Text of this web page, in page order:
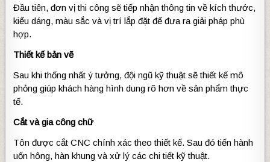
Đầu tiên, đơn vị thi công sẽ tiếp nhận thông tin về kích thước,
kiểu dáng, màu sắc và vị trí lắp đặt để đưa ra giải pháp phù
hợp.
Thiết kế bản vẽ
Sau khi thống nhất ý tưởng, đội ngũ kỹ thuật sẽ thiết kế mô
phỏng giúp khách hàng hình dung rõ hơn về sản phẩm thực
tế.
Cắt và gia công chữ
Tôn được cắt CNC chính xác theo thiết kế. Sau đó tiến hành
uốn hông, hàn khung và xử lý các chi tiết kỹ thuật.